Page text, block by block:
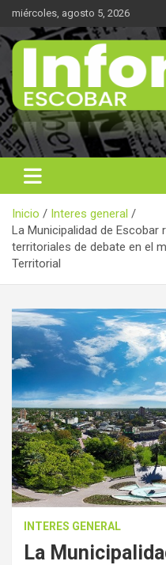
Saltar
contenido
miércoles, agosto 5, 2026
Informe 21
Noticas reales
Inicio
Interes general
La Municipalidad de
territoriales de debate en el
Territorial
INTERES GENERAL
La